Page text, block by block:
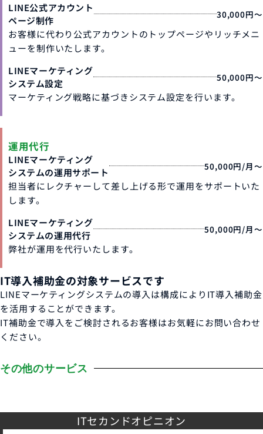
LINE公式アカウント
ページ制作
30,000円～
お客様に代わり公式アカウントのトップページやリッチメニ
ューを制作いたします。
LINEマーケティング
システム設定
50,000円～
マーケティング戦略に基づきシステム設定を行います。
運用代行
LINEマーケティング
システムの運用サポート
50,000円/月～
担当者にレクチャーして差し上げる形で運用をサポートいた
します。
LINEマーケティング
システムの運用代行
50,000円/月～
弊社が運用を代行いたします。
IT導入補助金の対象サービスです
LINEマーケティングシステムの導入は構成によりIT導入補助金
を活用することができます。
IT補助金で導入をご検討されるお客様はお気軽にお問い合わせ
ください。
その他のサービス
ITセカンドオピニオン